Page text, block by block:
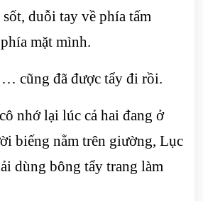
duỗi tay về phía tấm
mặt mình.
cũng đã được tẩy đi rồi.
nhớ lại lúc cả hai đang ở
biếng nằm trên giường, Lục
dùng bông tẩy trang làm